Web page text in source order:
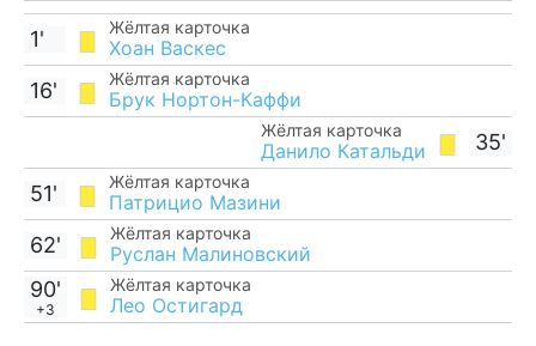
Жёлтая карточка
Хоан Васкес
1'
Жёлтая карточка
Брук Нортон-Каффи
16'
35'
Жёлтая карточка
Данило Катальди
Жёлтая карточка
Патрицио Мазини
51'
Жёлтая карточка
Руслан Малиновский
62'
Жёлтая карточка
Лео Остигард
90'
+3